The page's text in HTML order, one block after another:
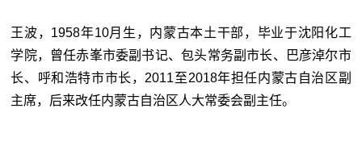
王波，1958年10月生，内蒙古本土干部，毕业于沈阳化工
学院，曾任赤峯市委副书记、包头常务副市长、巴彦淖尔市
长、呼和浩特市市长，2011至2018年担任内蒙古自治区副
主席，后来改任内蒙古自治区人大常委会副主任。